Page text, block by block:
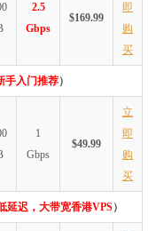
2.5
Gbps
$169.99
即
购
买
手入门推荐）
1
Gbps
$49.99
立
即
购
买
延迟，大带宽香港VPS）